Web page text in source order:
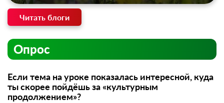
Читать блоги
Опрос
Если тема на уроке показалась интересной, куда
ты скорее пойдёшь за «культурным
продолжением»?